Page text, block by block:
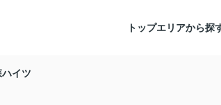
トップエリアから探
ハイツ